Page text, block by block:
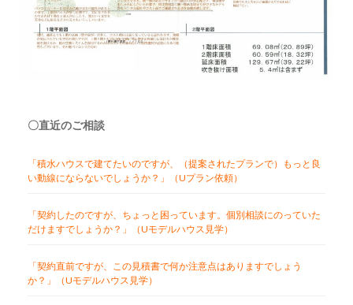
〇直近のご相談
「積水ハウスで建てたいのですが、（提案されたプランで）もっと良
い動線にならないでしょうか？」（Uプラン依頼）
「契約したのですが、ちょっと困っています。個別相談にのっていた
だけますでしょうか？」（Uモデルハウス見学）
「契約直前ですが、この見積書で何か注意点はありますでしょう
か？」（Uモデルハウス見学）